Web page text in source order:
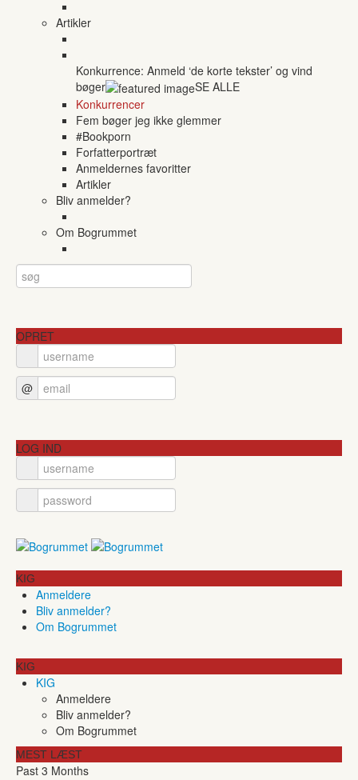
Artikler
Konkurrence: Anmeld ‘de korte tekster’ og vind
bøger
SE ALLE
Konkurrencer
Fem bøger jeg ikke glemmer
#Bookporn
Forfatterportræt
Anmeldernes favoritter
Artikler
Bliv anmelder?
Om Bogrummet
OPRET
@
LOG IND
KIG
Anmeldere
Bliv anmelder?
Om Bogrummet
KIG
KIG
Anmeldere
Bliv anmelder?
Om Bogrummet
MEST LÆST
Past 3 Months